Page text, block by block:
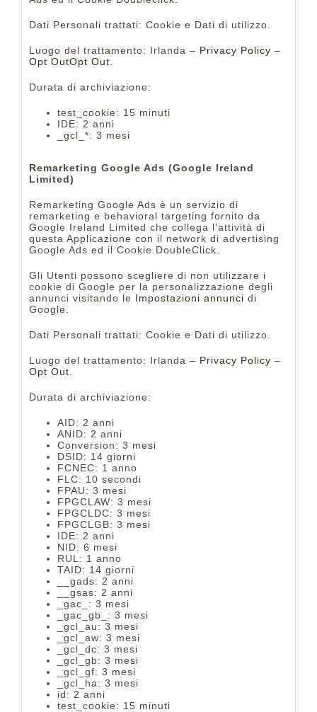
Dati Personali trattati: Cookie e Dati di utilizzo.
Luogo del trattamento: Irlanda – Privacy Policy –
Opt OutOpt Out
Durata di archiviazione:
test_cookie: 15 minuti
IDE: 2 anni
_gcl_*: 3 mesi
Remarketing Google Ads (Google Ireland
Limited)
Remarketing Google Ads è un servizio di
remarketing e behavioral targeting fornito da
Google Ireland Limited che collega l’attività di
questa Applicazione con il network di advertising
Google Ads ed il Cookie DoubleClick.
Gli Utenti possono scegliere di non utilizzare i
cookie di Google per la personalizzazione degli
annunci visitando le Impostazioni annunci di
Google.
Dati Personali trattati: Cookie e Dati di utilizzo.
Luogo del trattamento: Irlanda – Privacy Policy –
Opt Out
Durata di archiviazione:
AID: 2 anni
ANID: 2 anni
Conversion: 3 mesi
DSID: 14 giorni
FCNEC: 1 anno
FLC: 10 secondi
FPAU: 3 mesi
FPGCLAW: 3 mesi
FPGCLDC: 3 mesi
FPGCLGB: 3 mesi
IDE: 2 anni
NID: 6 mesi
RUL: 1 anno
TAID: 14 giorni
__gads: 2 anni
__gsas: 2 anni
_gac_: 3 mesi
_gac_gb_: 3 mesi
_gcl_au: 3 mesi
_gcl_aw: 3 mesi
_gcl_dc: 3 mesi
_gcl_gb: 3 mesi
_gcl_gf: 3 mesi
_gcl_ha: 3 mesi
id: 2 anni
test_cookie: 15 minuti